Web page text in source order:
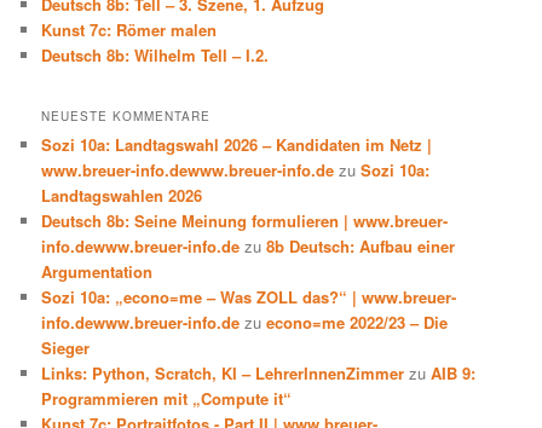
Kunst 7c: Römer malen
Deutsch 8b: Wilhelm Tell – I.2.
NEUESTE KOMMENTARE
Sozi 10a: Landtagswahl 2026 – Kandidaten im Netz |
www.breuer-info.dewww.breuer-info.de zuSozi 10a:
Landtagswahlen 2026
Deutsch 8b: Seine Meinung formulieren | www.breuer-
info.dewww.breuer-info.de zu8b Deutsch: Aufbau einer
Argumentation
Sozi 10a: „econo=me – Was ZOLL das?“ | www.breuer-
info.dewww.breuer-info.de zuecono=me 2022/23 – Die
Sieger
Links: Python, Scratch, KI – LehrerInnenZimmer zuAIB 9:
Programmieren mit „Compute it“
Kunst 7c: Portraitfotos - Part II | www.breuer-